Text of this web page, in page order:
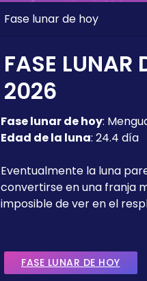
Fase lunar de hoy
FASE LUNAR
2026
Fase lunar de hoy:
Edad de la luna: 24.4 día
Eventualmente la luna
convertirse en una franja
imposible de ver en el
FASE LUNAR DE HOY